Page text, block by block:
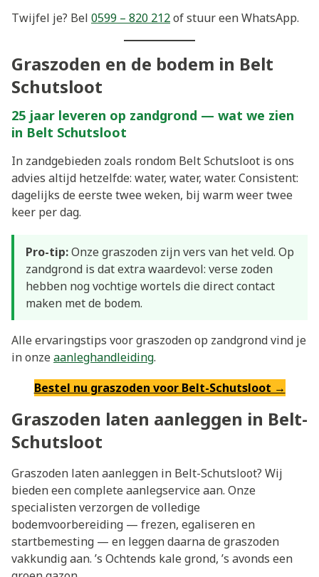
Twijfel je? Bel 0599 – 820 212of stuur een WhatsApp.
Graszoden en de bodem in Belt
Schutsloot
25 jaar leveren op zandgrond — wat we zien
in Belt Schutsloot
In zandgebieden zoals rondom Belt Schutsloot is ons
advies altijd hetzelfde: water, water, water. Consistent:
dagelijks de eerste twee weken, bij warm weer twee
keer per dag.
Pro-tip:Onze graszoden zijn vers van het veld. Op
zandgrond is dat extra waardevol: verse zoden
hebben nog vochtige wortels die direct contact
maken met de bodem.
Alle ervaringstips voor graszoden op zandgrond vind je
in onzeaanleghandleiding.
Bestel nu graszoden voor Belt-Schutsloot →
Graszoden laten aanleggen in Belt-
Schutsloot
Graszoden laten aanleggen in Belt-Schutsloot? Wij
bieden een complete aanlegservice aan. Onze
specialisten verzorgen de volledige
bodemvoorbereiding — frezen, egaliseren en
startbemesting — en leggen daarna de graszoden
vakkundig aan. ’s Ochtends kale grond, ’s avonds een